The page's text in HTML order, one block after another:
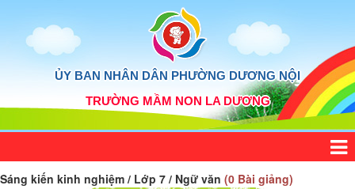
ỦY BAN NHÂN DÂN PHƯỜNG DƯƠNG NỘI
TRƯỜNG MẦM NON LA DƯƠNG
Sáng kiến kinh nghiệm / Lớp 7 / Ngữ văn (0 Bài giảng)